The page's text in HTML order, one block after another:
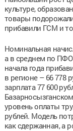
культуре,
товары подорожали
прибавили ГСМ и
Номинальная
а в среднем по ПФО
начала года
в регионе – 66 778
зарплата 77 600
уровень оплаты
рублей. Модель
как сдержанная, а